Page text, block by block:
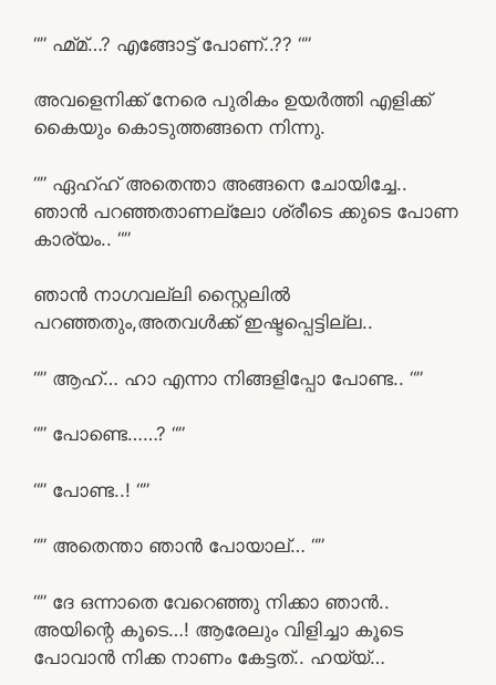
“” ഹ്മ്മ്…? എങ്ങോട്ട് പോണ്..?? “”
അവളെനിക്ക് നേരെ പുരികം ഉയർത്തി എളിക്ക്
കൈയും കൊടുത്തങ്ങനെ നിന്നു.
“” ഏഹ്ഹ് അതെന്താ അങ്ങനെ ചോയിച്ചേ..
ഞാൻ പറഞ്ഞതാണല്ലോ ശ്രീടെ ക്കുടെ പോണ
കാര്യം.. “”
ഞാൻ നാഗവല്ലി സ്റ്റൈലിൽ
പറഞ്ഞതും,അതവൾക്ക് ഇഷ്ടപ്പെട്ടില്ല..
“” ആഹ്… ഹാ എന്നാ നിങ്ങളിപ്പോ പോണ്ട.. “”
“” പോണ്ടെ……? “”
“” പോണ്ട..! “”
“” അതെന്താ ഞാൻ പോയാല്… “”
“” ദേ ഒന്നാതെ വേറെഞ്ഞു നിക്കാ ഞാൻ..
അയിന്റെ കൂടെ…! ആരേലും വിളിച്ചാ കൂടെ
പോവാൻ നിക്ക നാണം കേട്ടത്.. ഹയ്യ്…